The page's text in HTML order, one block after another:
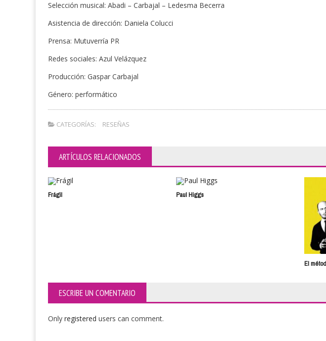
Selección musical: Abadi – Carbajal – Ledesma Becerra
Asistencia de dirección: Daniela Colucci
Prensa: Mutuverría PR
Redes sociales: Azul Velázquez
Producción: Gaspar Carbajal
Género: performático
CATEGORÍAS: RESEÑAS
ARTÍCULOS RELACIONADOS
Frágil Paul Higgs
El
ESCRIBE UN COMENTARIO
Only registered users can comment.